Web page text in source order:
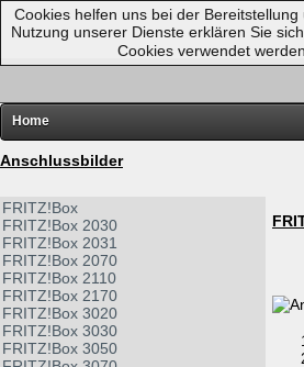
Home
FRITZ!
Hardware
Software
Links
Diverses
Anschlussbilder
FRITZ!Box
FRITZ!Box 2030
FRITZ!Box 2031
FRITZ!Box 2070
FRITZ!Box 2110
FRITZ!Box 2170
FRITZ!Box 3020
FRITZ!Box 3030
FRITZ!Box 3050
Cookies helfen uns bei der
Nutzung unserer Dienste erklären Sie
Cookies verwendet werden.